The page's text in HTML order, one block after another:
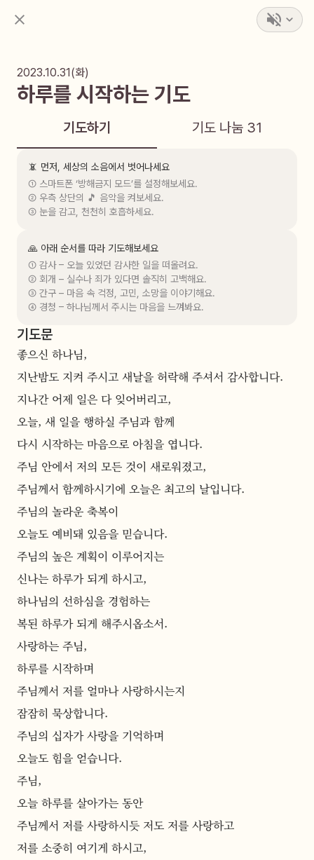
2023.10.31(화)
하루를 시작하는 기도
기도하기 기도 나눔 31
📵 먼저, 세상의 소음에서 벗어나세요
① 스마트폰 ‘방해금지 모드’를 설정해보세요.
② 우측 상단의 🎵 음악을 켜보세요.
③ 눈을 감고, 천천히 호흡하세요.
🙏 아래 순서를 따라 기도해보세요
① 감사 – 오늘 있었던 감사한 일을 떠올려요.
② 회개 – 실수나 죄가 있다면 솔직히 고백해요.
③ 간구 – 마음 속 걱정, 고민, 소망을 이야기해요.
④ 경청 – 하나님께서 주시는 마음을 느껴봐요.
기도문
좋으신 하나님,
지난밤도 지켜 주시고 새날을 허락해 주셔서 감사합니다.
지나간 어제 일은 다 잊어버리고,
오늘, 새 일을 행하실 주님과 함께
다시 시작하는 마음으로 아침을 엽니다.
주님 안에서 저의 모든 것이 새로워졌고,
주님께서 함께하시기에 오늘은 최고의 날입니다.
주님의 놀라운 축복이
오늘도 예비돼 있음을 믿습니다.
주님의 높은 계획이 이루어지는
신나는 하루가 되게 하시고,
하나님의 선하심을 경험하는
복된 하루가 되게 해주시옵소서.
사랑하는 주님,
하루를 시작하며
주님께서 저를 얼마나 사랑하시는지
잠잠히 묵상합니다.
주님의 십자가 사랑을 기억하며
오늘도 힘을 얻습니다.
주님,
오늘 하루를 살아가는 동안
주님께서 저를 사랑하시듯 저도 저를 사랑하고
저를 소중히 여기게 하시고,